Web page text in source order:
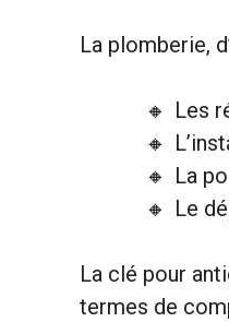
La plomberie,
Les
La
Le
La clé pour
termes de